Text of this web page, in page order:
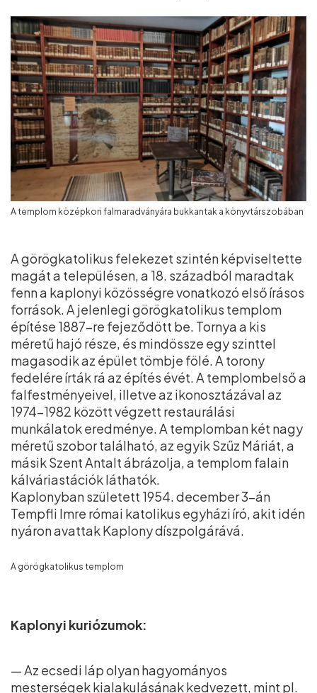
A templom középkori falmaradványára bukkantak a könyvtárszobában
A görögkatolikus felekezet szintén képviseltette
magát a településen, a 18. századból maradtak
fenn a kaplonyi közösségre vonatkozó első írásos
források. A jelenlegi görögkatolikus templom
építése 1887-re fejeződött be. Tornya a kis
méretű hajó része, és mindössze egy szinttel
magasodik az épület tömbje fölé. A torony
fedelére írták rá az építés évét. A templombelső a
falfestményeivel, illetve az ikonosztázával az
1974–1982 között végzett restaurálási
munkálatok eredménye. A templomban két nagy
méretű szobor található, az egyik Szűz Máriát, a
másik Szent Antalt ábrázolja, a templom falain
kálváriastációk láthatók.
Kaplonyban született 1954. december 3-án
Tempfli Imre római katolikus egyházi író, akit idén
nyáron avattak Kaplony díszpolgárává.
A görögkatolikus templom
Kaplonyi kuriózumok:
— Az ecsedi láp olyan hagyományos
mesterségek kialakulásának kedvezett, mint pl.